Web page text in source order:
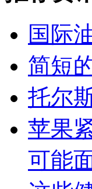
国际
简短
托尔
苹果
可能